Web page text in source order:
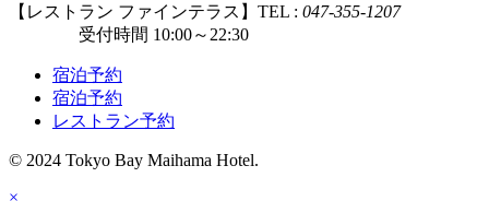
【レストラン ファインテラス】TEL : 047-355-1207
受付時間 10:00～22:30
宿泊予約
宿泊予約
レストラン予約
© 2024 Tokyo Bay Maihama Hotel.
×